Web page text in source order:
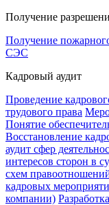
Получение
Получение
СЭС
Кадровый аудит
Проведение
трудового права
Понятие
Восстановление
аудит сфер
интересов сторон в
схем
кадровых
компании)